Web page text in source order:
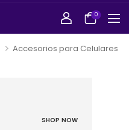
0
> Accesorios para Celulares
SHOP NOW